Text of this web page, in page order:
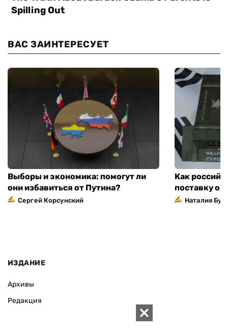
ВАС ЗАИНТЕРЕСУЕТ
Выборы и экономика: помогут ли
они избавиться от Путина?
Сергей Корсунский
Как
поставку
Наталия
ИЗДАНИЕ
Архивы
Редакция